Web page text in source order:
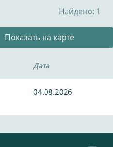
Найдено: 1
Показать на карте
Дата
04.08.2026